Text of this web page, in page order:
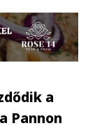
a
Pannon